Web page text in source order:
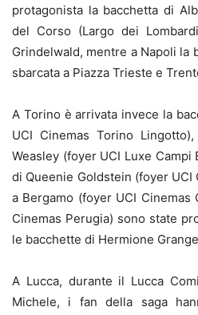
protagonista la bacchetta di
del Corso (Largo dei
Grindelwald, mentre a Napoli la
sbarcata a Piazza Trieste e
A Torino è arrivata invece la
UCI Cinemas Torino
Weasley (foyer UCI Luxe Campi
di Queenie Goldstein (foyer UCI
a Bergamo (foyer UCI Cinemas
Cinemas Perugia) sono state
le bacchette di Hermione
A Lucca, durante il Lucca
Michele, i fan della saga